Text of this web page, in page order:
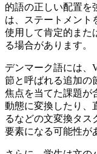
的語の正しい配置を
は、ステートメント
使用して肯定的また
る場合があります。
デンマーク語には、
節と呼ばれる追加の
焦点を当てた課題が
動態に変換したり、
るなどの文変換タス
要素になる可能性が